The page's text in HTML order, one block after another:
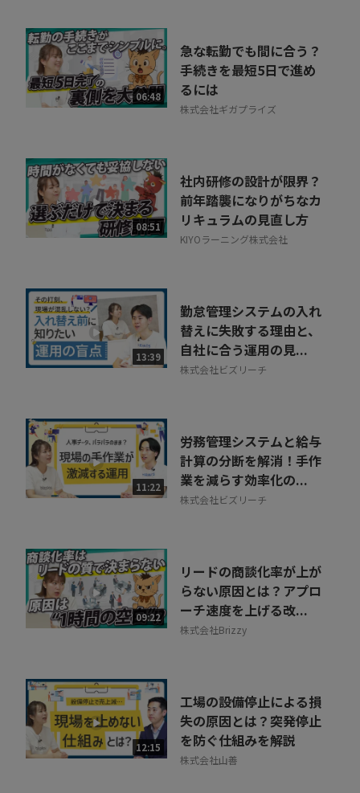
06:48
急な転勤でも間に合う？
手続きを最短5日で進め
るには
株式会社ギガプライズ
08:51
社内研修の設計が限界？
前年踏襲になりがちなカ
リキュラムの見直し方
KIYOラーニング株式会社
13:39
勤怠管理システムの入れ
替えに失敗する理由と、
自社に合う運用の見...
株式会社ビズリーチ
11:22
労務管理システムと給与
計算の分断を解消！手作
業を減らす効率化の...
株式会社ビズリーチ
09:22
リードの商談化率が上が
らない原因とは？アプロ
ーチ速度を上げる改...
株式会社Brizzy
12:15
工場の設備停止による損
失の原因とは？突発停止
を防ぐ仕組みを解説
株式会社山善